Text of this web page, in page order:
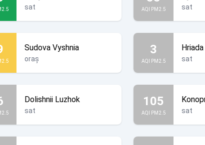
sat AQI PM2.5 sat
Sudova Vyshnia
oraș
3
AQI PM2.5
Hriada
sat
Dolishnii Luzhok
sat
105
AQI PM2.5 sat